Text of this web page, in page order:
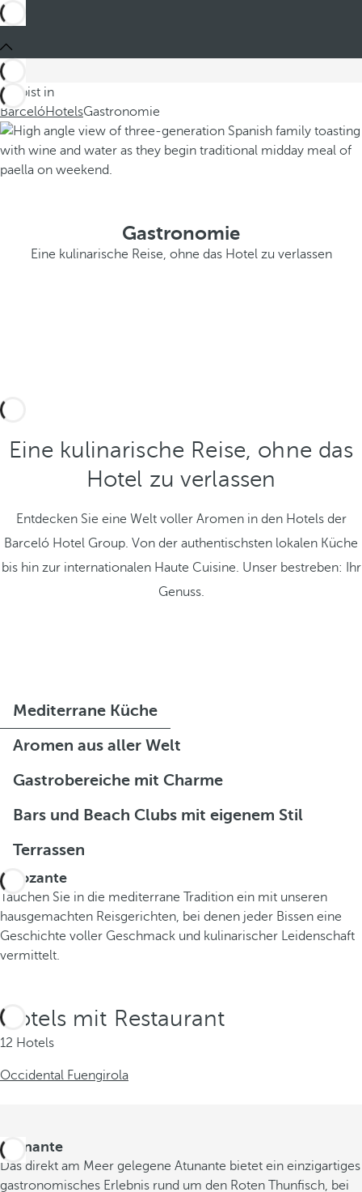
Du bist in
BarcelóHotelsGastronomie
Gastronomie
Eine kulinarische Reise, ohne das Hotel zu verlassen
Eine kulinarische Reise, ohne das
Hotel zu verlassen
Entdecken Sie eine Welt voller Aromen in den Hotels der
Barceló Hotel Group. Von der authentischsten lokalen Küche
bis hin zur internationalen Haute Cuisine. Unser bestreben: Ihr
Genuss.
Mediterrane Küche
Aromen aus aller Welt
Gastrobereiche mit Charme
Bars und Beach Clubs mit eigenem Stil
Terrassen
Arrozante
Tauchen Sie in die mediterrane Tradition ein mit unseren
hausgemachten Reisgerichten, bei denen jeder Bissen eine
Geschichte voller Geschmack und kulinarischer Leidenschaft
vermittelt.
Hotels mit Restaurant
12 Hotels
Occidental Fuengirola
Atunante
Das direkt am Meer gelegene Atunante bietet ein einzigartiges
gastronomisches Erlebnis rund um den Roten Thunfisch, bei